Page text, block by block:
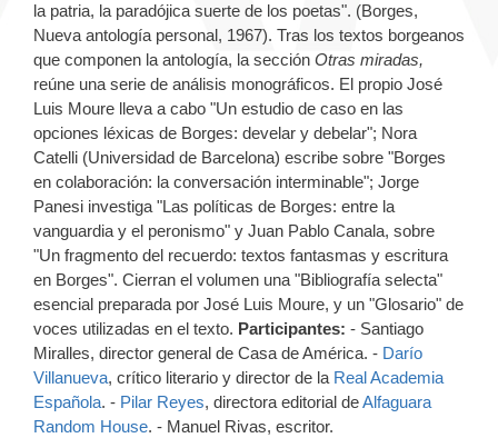
la patria, la paradójica suerte de los poetas". (Borges,
Nueva antología personal, 1967). Tras los textos borgeanos
que componen la antología, la sección Otras miradas,
reúne una serie de análisis monográficos. El propio José
Luis Moure lleva a cabo "Un estudio de caso en las
opciones léxicas de Borges: develar y debelar"; Nora
Catelli (Universidad de Barcelona) escribe sobre "Borges
en colaboración: la conversación interminable"; Jorge
Panesi investiga "Las políticas de Borges: entre la
vanguardia y el peronismo" y Juan Pablo Canala, sobre
"Un fragmento del recuerdo: textos fantasmas y escritura
en Borges". Cierran el volumen una "Bibliografía selecta"
esencial preparada por José Luis Moure, y un "Glosario" de
voces utilizadas en el texto. Participantes: - Santiago
Miralles, director general de Casa de América. - Darío
Villanueva, crítico literario y director de la Real Academia
Española. - Pilar Reyes, directora editorial deAlfaguara
Random House. - Manuel Rivas, escritor.